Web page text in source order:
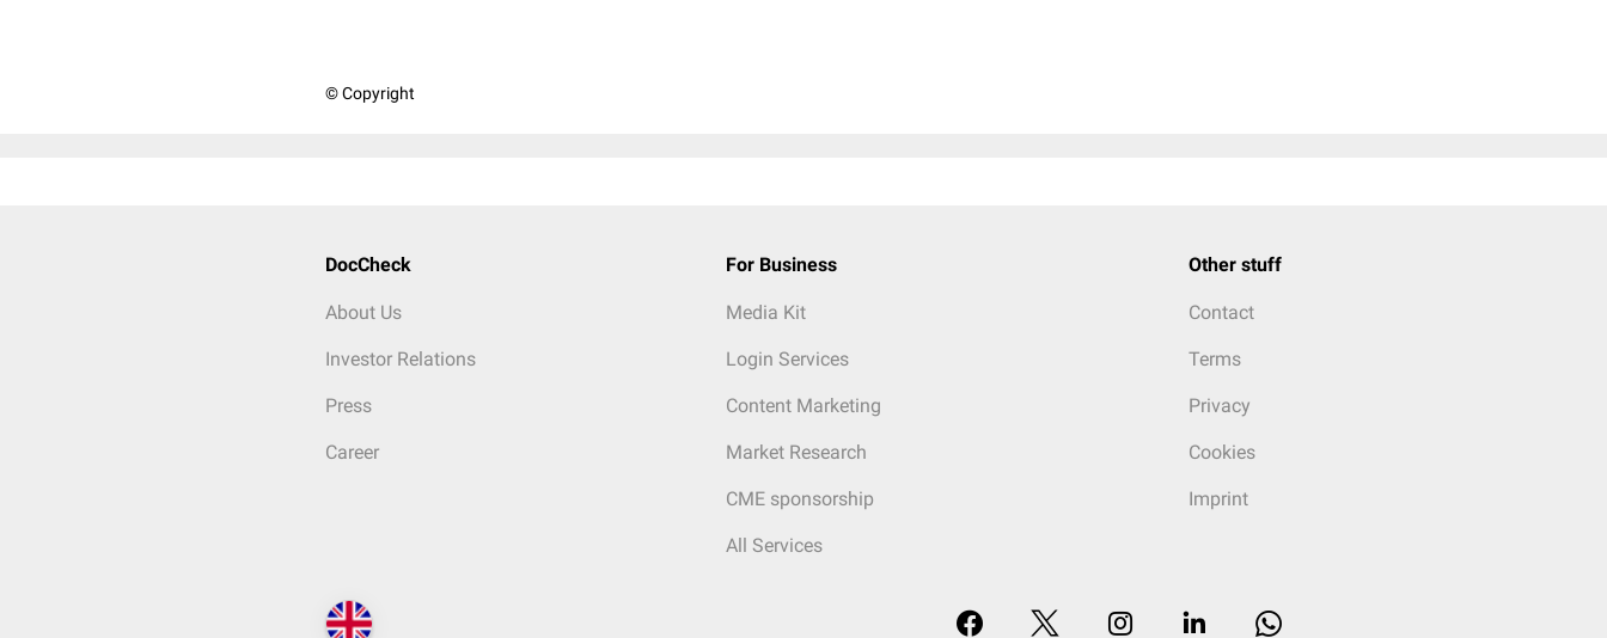
© Copyright
DocCheck
About Us
Investor Relations
Press
Career
For Business
Media Kit
Login Services
Content Marketing
Market Research
CME sponsorship
All Services
Other stuff
Contact
Terms
Privacy
Cookies
Imprint